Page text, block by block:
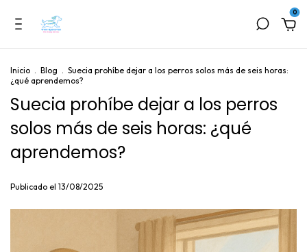
0
Inicio . Blog . Suecia prohíbe dejar a los perros solos más de seis horas:
¿qué aprendemos?
Suecia prohíbe dejar a los perros
solos más de seis horas: ¿qué
aprendemos?
Publicado el 13/08/2025